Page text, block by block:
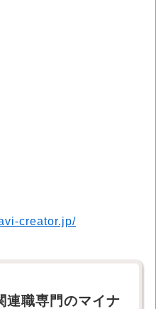
creator.jp/
連職専門のマイナ